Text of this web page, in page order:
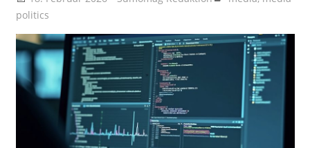
politics